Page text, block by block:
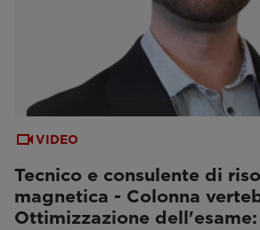
VIDEO
Tecnico e consulente di
magnetica - Colonna
Ottimizzazione dell'esame: